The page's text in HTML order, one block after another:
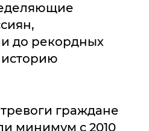
до рекордных
граждане
минимум с 2010